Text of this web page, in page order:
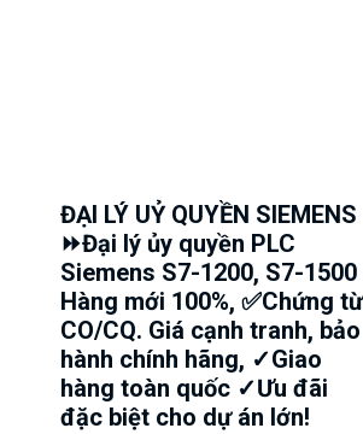
ĐẠI LÝ UỶ QUYỀN SIEMENS
⏩Đại lý ủy quyền PLC
Siemens S7-1200, S7-1500
Hàng mới 100%, ✅Chứng từ
CO/CQ. Giá cạnh tranh, bảo
hành chính hãng, ✓Giao
hàng toàn quốc ✓Ưu đãi
đặc biệt cho dự án lớn!